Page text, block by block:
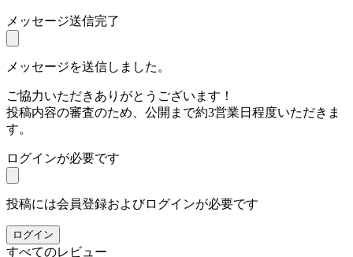
メッセージ送信完了
メッセージを送信しました。
ご協力いただきありがとうございます！
投稿内容の審査のため、公開まで約3営業日程度いただきま
す。
ログインが必要です
投稿には会員登録およびログインが必要です
ログイン
すべてのレビュー